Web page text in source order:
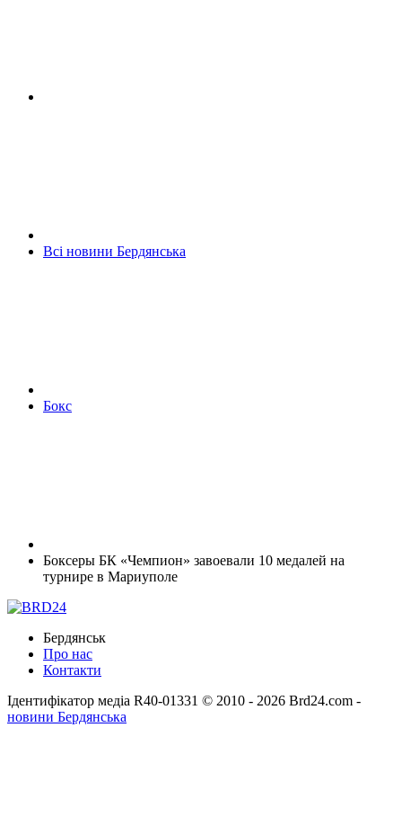
Всі новини Бердянська
Бокс
Боксеры БК «Чемпион» завоевали 10 медалей на
турнире в Мариуполе
Бердянськ
Про нас
Контакти
Ідентифікатор медіа R40-01331 © 2010 - 2026 Brd24.com -
новини Бердянська